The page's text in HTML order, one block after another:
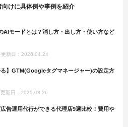
向けに具体例や事例を紹介
AIモードとは？消し方・出し方・使い方など
更新日：2026.04.24
る】GTM(Googleタグマネージャー)の設定方
新日：2025.08.26
告運用代行ができる代理店9選比較！費用や